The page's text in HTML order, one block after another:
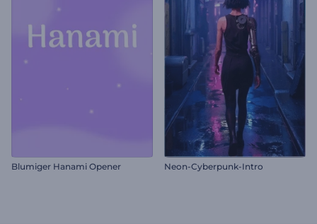
Blumiger Hanami Opener Neon-Cyberpunk-Intro